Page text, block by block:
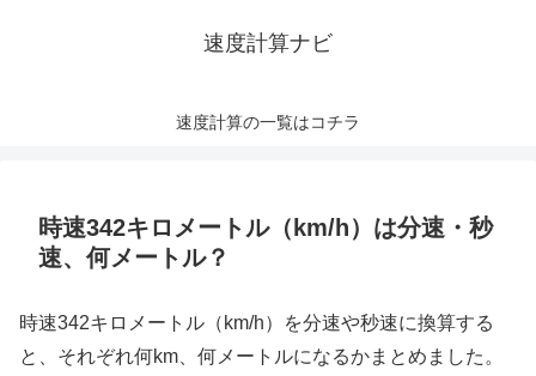
速度計算ナビ
速度計算の一覧はコチラ
時速342キロメートル（km/h）は分速・秒
速、何メートル？
時速342キロメートル（km/h）を分速や秒速に換算する
と、それぞれ何km、何メートルになるかまとめました。